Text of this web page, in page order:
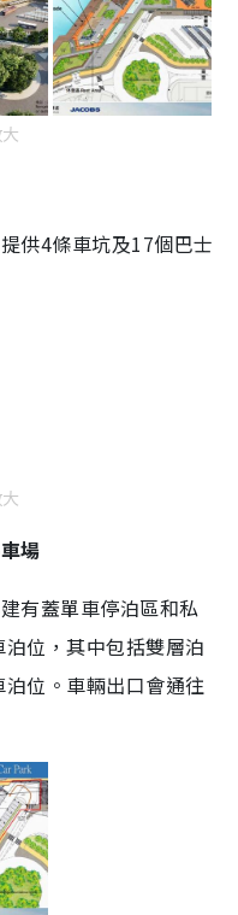
供4條車坑及17個巴士
場
有蓋單車停泊區和私
位，其中包括雙層泊
位。車輛出口會通往